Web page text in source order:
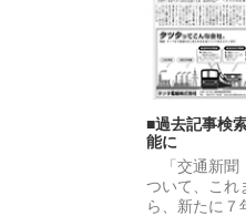
■過去記事検
能に
「交通新聞
ついて、これ
ら、新たに